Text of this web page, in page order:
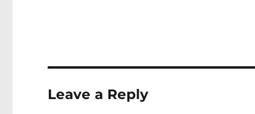
Leave a Reply